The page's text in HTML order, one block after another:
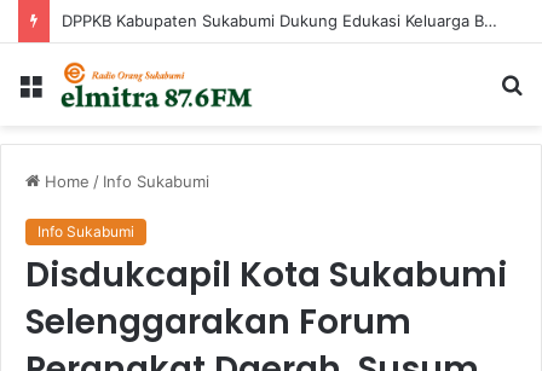
DPPKB Kabupaten Sukabumi Dukung Edukasi Keluarga Berisiko Stunting Melalui Program GEMA Sehat
Menu
Home / Info Sukabumi
Info Sukabumi
Disdukcapil Kota Sukabumi
Selenggarakan Forum